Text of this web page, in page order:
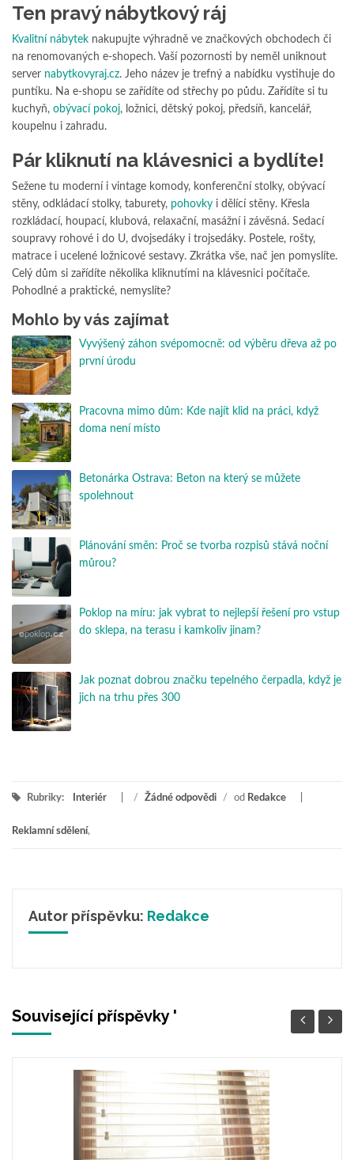
Ten pravý nábytkový ráj
Kvalitní nábytek nakupujte výhradně ve značkových obchodech či
na renomovaných e-shopech. Vaší pozornosti by neměl uniknout
server nabytkovyraj.cz. Jeho název je trefný a nabídku vystihuje do
puntíku. Na e-shopu se zařídíte od střechy po půdu. Zařídíte si tu
kuchyň, obývací pokoj, ložnici, dětský pokoj, předsíň, kancelář,
koupelnu i zahradu.
Pár kliknutí na klávesnici a bydlíte!
Sežene tu moderní i vintage komody, konferenční stolky, obývací
stěny, odkládací stolky, taburety, pohovky i dělící stěny. Křesla
rozkládací, houpací, klubová, relaxační, masážní i závěsná. Sedací
soupravy rohové i do U, dvojsedáky i trojsedáky. Postele, rošty,
matrace i ucelené ložnicové sestavy. Zkrátka vše, nač jen pomyslíte.
Celý dům si zařídíte několika kliknutími na klávesnici počítače.
Pohodlné a praktické, nemyslíte?
Mohlo by vás zajímat
Vyvýšený záhon svépomocně: od výběru dřeva až po
první úrodu
Pracovna mimo dům: Kde najít klid na práci, když
doma není místo
Betonárka Ostrava: Beton na který se můžete
spolehnout
Plánování směn: Proč se tvorba rozpisů stává noční
můrou?
Poklop na míru: jak vybrat to nejlepší řešení pro vstup
do sklepa, na terasu i kamkoliv jinam?
Jak poznat dobrou značku tepelného čerpadla, když je
jich na trhu přes 300
Rubriky: Interiér / Žádné odpovědi / od Redakce
Reklamní sdělení,
Autor příspěvku: Redakce
Související příspěvky '